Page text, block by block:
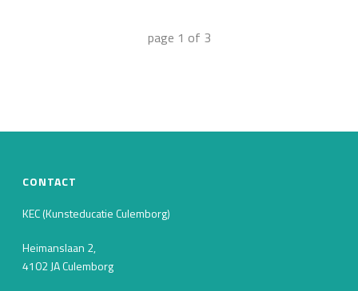
page 1 of 3
CONTACT
KEC (Kunsteducatie Culemborg)
Heimanslaan 2,
4102 JA Culemborg